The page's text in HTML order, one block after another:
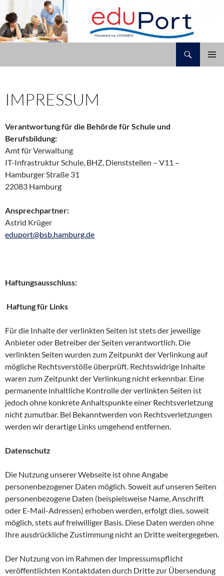
Inhalt
springen
IMPRESSUM
Verantwortung für die Behörde für Schule und
Berufsbildung:
Amt für Verwaltung
IT-Infrastruktur Schule, BHZ, Dienststellen – V11 –
Hamburger Straße 31
22083 Hamburg
Ansprechpartner:
Astrid Krüger
eduport@bsb.hamburg.de
Haftungsausschluss:
Haftung für Links
Für die Inhalte der verlinkten Seiten ist stets der jeweilige
Anbieter oder Betreiber der Seiten verantwortlich. Die
verlinkten Seiten wurden zum Zeitpunkt der Verlinkung auf
mögliche Rechtsverstöße überprüft. Rechtswidrige Inhalte
waren zum Zeitpunkt der Verlinkung nicht erkennbar. Eine
permanente inhaltliche Kontrolle der verlinkten Seiten ist
jedoch ohne konkrete Anhaltspunkte einer Rechtsverletzung
nicht zumutbar. Bei Bekanntwerden von Rechtsverletzungen
werden wir derartige Links umgehend entfernen.
Datenschutz
Die Nutzung unserer Webseite ist ohne Angabe
personenbezogener Daten möglich. Soweit auf unseren Seiten
personenbezogene Daten (beispielsweise Name, Anschrift
oder E-Mail-Adressen) erhoben werden, erfolgt dies, soweit
möglich, stets auf freiwilliger Basis. Diese Daten werden ohne
Ihre ausdrückliche Zustimmung nicht an Dritte weitergegeben.
Der Nutzung von im Rahmen der Impressumspflicht
veröffentlichten Kontaktdaten durch Dritte zur Übersendung